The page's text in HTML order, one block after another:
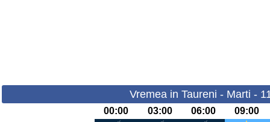
Vremea in Taureni - Marti -
00:00 03:00 06:00 09:00